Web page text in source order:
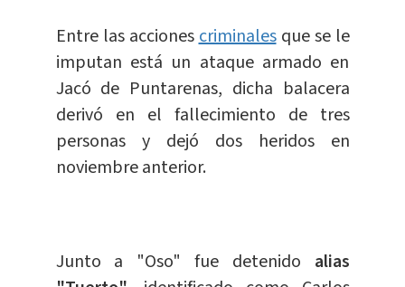
Entre las accionescriminalesque se le
imputan está un ataque armado en
Jacó de Puntarenas, dicha balacera
derivó en el fallecimiento de tres
personas y dejó dos heridos en
noviembre anterior.
Junto a "Oso" fue detenido alias